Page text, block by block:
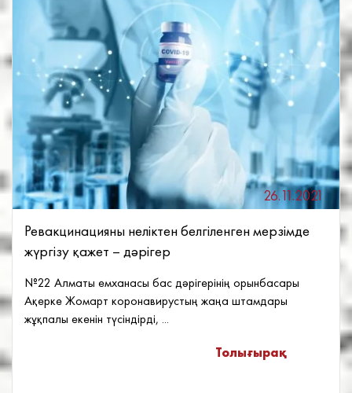
26.11.2021
Ревакцинацияны неліктен белгіленген мерзімде
жүргізу қажет – дәрігер
№22 Алматы емханасы бас дәрігерінің орынбасары
Ақерке Жомарт коронавирустың жаңа штамдары
жұқпалы екенін түсіндірді, ...
Толығырақ